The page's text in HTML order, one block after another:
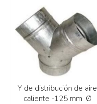
Y de distribución de aire
caliente -125 mm. Ø